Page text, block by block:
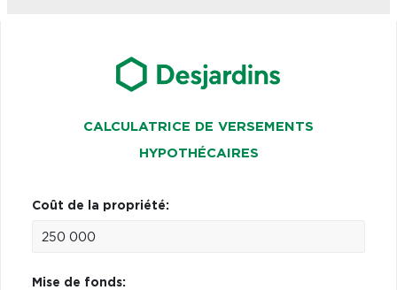
CALCULATRICE DE VERSEMENTS
HYPOTHÉCAIRES
Coût de la propriété:
Mise de fonds: